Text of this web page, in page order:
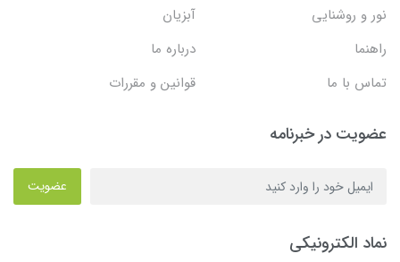
نور و روشنایی
آبزیان
راهنما
درباره ما
تماس با ما
قوانین و مقررات
عضویت در خبرنامه
عضویت
نماد الکترونیکی